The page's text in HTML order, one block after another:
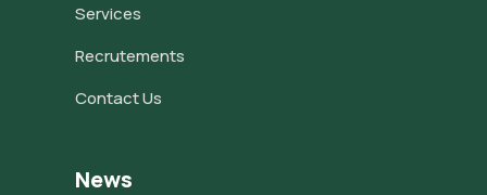
Services
Recrutements
Contact Us
News